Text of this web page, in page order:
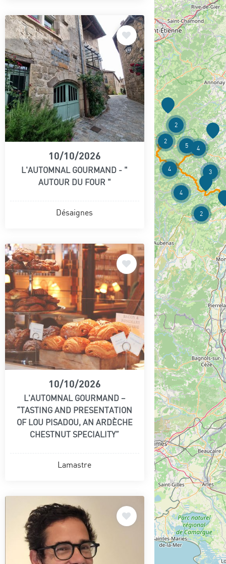
10/10/2026
L'AUTOMNAL GOURMAND - "
AUTOUR DU FOUR "
Désaignes
10/10/2026
L'AUTOMNAL GOURMAND –
“TASTING AND PRESENTATION
OF LOU PISADOU, AN ARDÈCHE
CHESTNUT SPECIALITY”
Lamastre
2
2
2
4
4
5
4 3